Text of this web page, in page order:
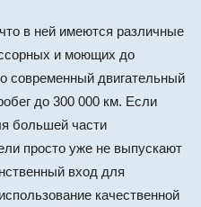
в ней имеются различные
и моющих до
современный двигательный
до 300 000 км. Если
большей части
просто уже не выпускают
вход для
качественной